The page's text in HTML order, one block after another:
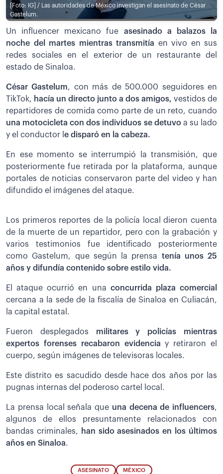
[Foto: IG] / Las autoridades de México investigan el asesinato de César
Gastelum.
Un influencer mexicano fue asesinado a balazos la
noche del martes mientras transmitía en vivo en sus
redes sociales en el exterior de un restaurante del
estado de Sinaloa.
César Gastelum, con más de 500.000 seguidores en
TikTok, hacía un directo junto a dos amigos, vestidos de
repartidores de comida como parte de un reto, cuando
una motocicleta con dos individuos se detuvoa su lado
y el conductor l e disparó en la cabeza.
En ese momento se interrumpió la transmisión, que
posteriormente fue retirada por la plataforma, aunque
portales de noticias conservaron parte del video y han
difundido el imágenes del ataque.
Los primeros reportes de la policía local dieron cuenta
de la muerte de un repartidor, pero con la grabación y
varios testimonios fue identificado posteriormente
como Gastelum, que según la prensa tenía unos 25
años y difundía contenido sobre estilo vida.
El ataque ocurrió en una concurrida plaza comercial
cercana a la sede de la fiscalía de Sinaloa en Culiacán,
la capital estatal.
Fueron desplegados militares y policías mientras
expertos forenses recabaron evidencia y retiraron el
cuerpo, según imágenes de televisoras locales.
Este distrito es sacudido desde hace dos años por las
pugnas internas del poderoso cartel local.
La prensa local señala que una decena de influencers,
algunos de ellos presuntamente relacionados con
bandas criminales,
han sido asesinados en los últimos
años en Sinaloa.
ASESINATO MÉXICO